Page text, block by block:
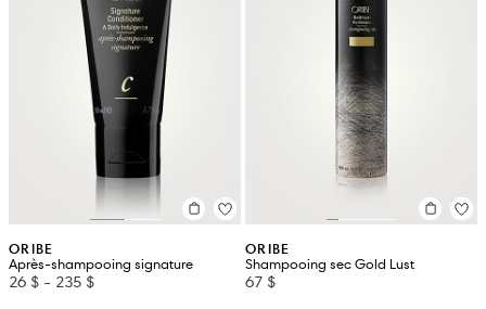
ORIBE
Après-shampooing signature
26 $ - 235 $
ORIBE
Shampooing sec Gold Lust
67 $